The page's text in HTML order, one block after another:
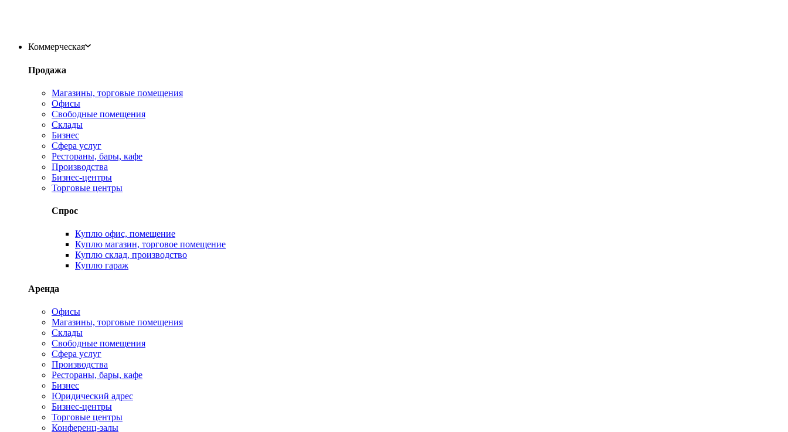
Коммерческая
Продажа
Магазины, торговые помещения
Офисы
Свободные помещения
Склады
Бизнес
Сфера услуг
Рестораны, бары, кафе
Производства
Бизнес-центры
Торговые центры
Спрос
Куплю офис, помещение
Куплю магазин, торговое помещение
Куплю склад, производство
Куплю гараж
Аренда
Офисы
Магазины, торговые помещения
Склады
Свободные помещения
Сфера услуг
Производства
Рестораны, бары, кафе
Бизнес
Юридический адрес
Бизнес-центры
Торговые центры
Конференц-залы